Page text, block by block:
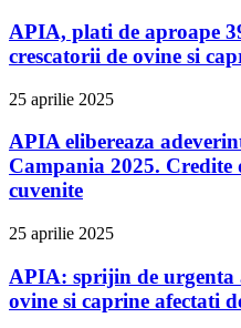
APIA, plati de aproape
crescatorii de ovine si
25 aprilie 2025
APIA elibereaza
Campania 2025. Credite
cuvenite
25 aprilie 2025
APIA: sprijin de urgenta
ovine si caprine afectati